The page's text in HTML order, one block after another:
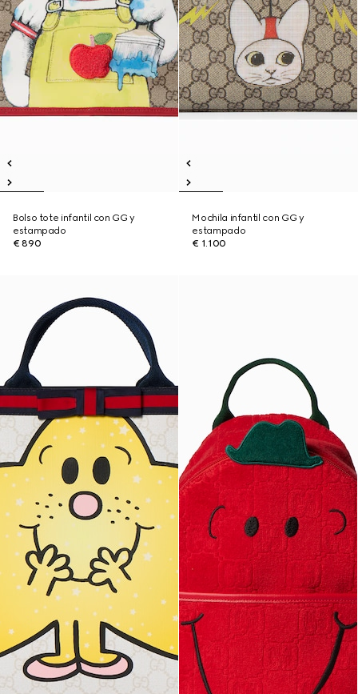
Bolso tote infantil con GG y
estampado
€ 890
Mochila infantil con GG y
estampado
€ 1.100